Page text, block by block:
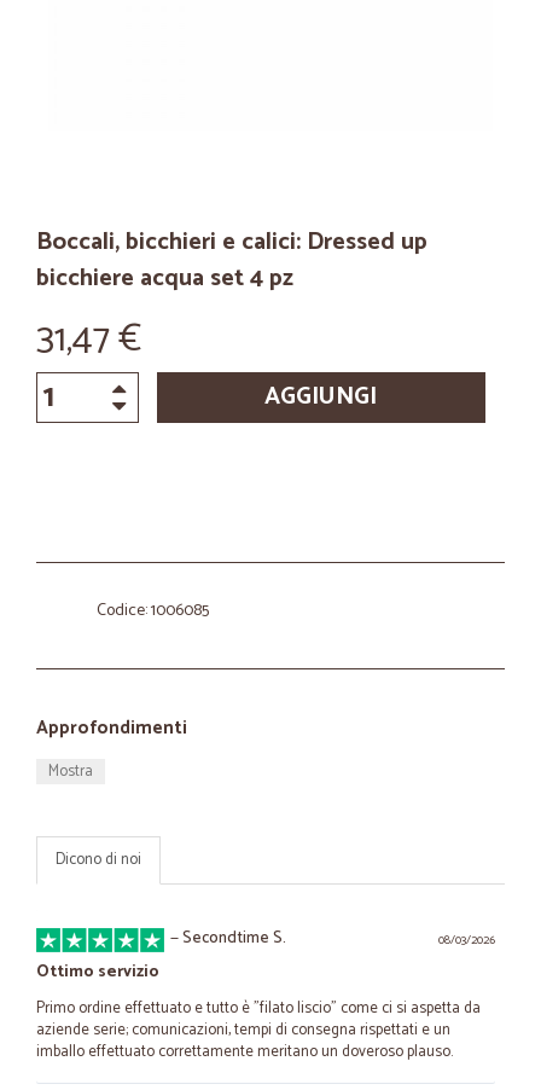
Boccali, bicchieri e calici: Dressed up
bicchiere acqua set 4 pz
31,47 €
AGGIUNGI
Codice: 1006085
Approfondimenti
Mostra
Dicono di noi
08/03/2026
—Secondtime S.
Ottimo servizio
Primo ordine effettuato e tutto è "filato liscio" come ci si aspetta da
aziende serie; comunicazioni, tempi di consegna rispettati e un
imballo effettuato correttamente meritano un doveroso plauso.